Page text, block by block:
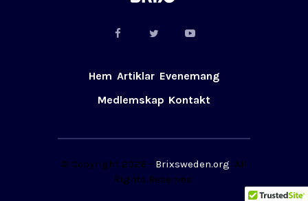
Hem Artiklar Evenemang
Medlemskap Kontakt
© Copyright 2026 - Brixsweden.org. All
Rights Reserved.